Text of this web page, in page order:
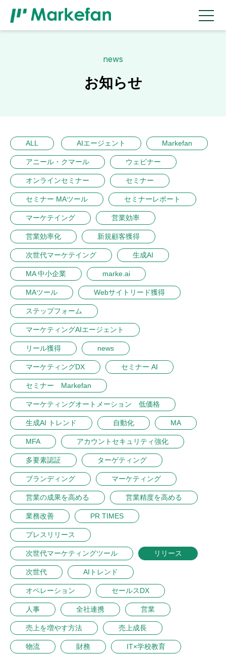
news
お知らせ
ALL AIエージェント Markefan
アニール・クマール ウェビナー
オンラインセミナー セミナー
セミナー MAツール セミナーレポート
マーケテイング 営業効率
営業効率化 新規顧客獲得
次世代マーケテイング 生成AI
MA 中小企業 marke.ai
MAツール Webサイトリード獲得
ステップフォーム
マーケティングAIエージェント
リール獲得 news
マーケティングDX セミナー AI
セミナー Markefan
マーケティングオートメーション 低価格
生成AI トレンド 自動化 MA
MFA アカウントセキュリティ強化
多要素認証 ターゲティング
ブランディング マーケティング
営業の成果を高める 営業精度を高める
業務改善 PR TIMES
プレスリリース
次世代マーケティングツール リリース
次世代 AIトレンド
オペレーション セールスDX
人事 全社連携 営業
売上を増やす方法 売上成長
物流 財務 IT×学校教育